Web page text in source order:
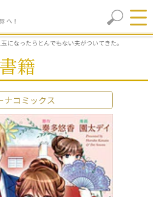
になったらとんでもない夫がついてきた。
書籍
ナコミックス